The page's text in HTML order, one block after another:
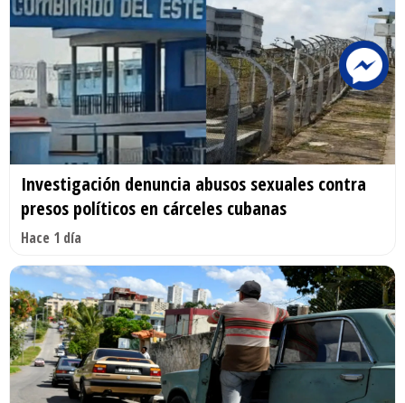
Investigación denuncia abusos sexuales contra
presos políticos en cárceles cubanas
Hace 1 día